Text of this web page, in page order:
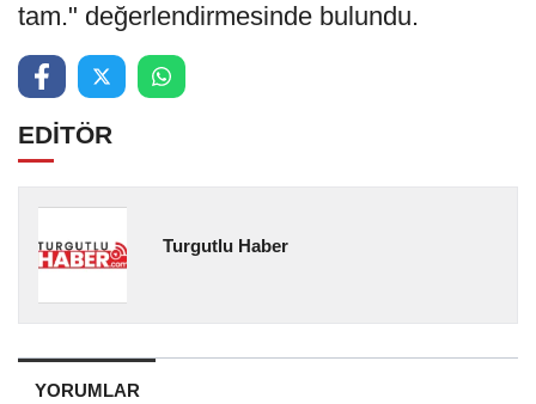
tam." değerlendirmesinde bulundu.
EDİTÖR
Turgutlu Haber
YORUMLAR